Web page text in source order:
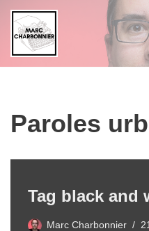
Aller
au
contenu
Paroles
Tag black and
Marc Charbonnier